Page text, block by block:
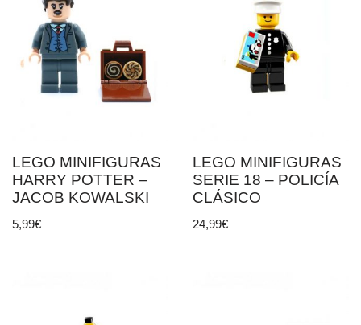
LEGO MINIFIGURAS
HARRY POTTER –
JACOB KOWALSKI
5,99€
LEGO MINIFIGURAS
SERIE 18 – POLICÍA
CLÁSICO
24,99€